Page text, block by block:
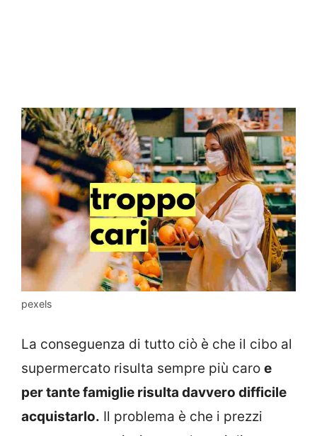
pexels
La conseguenza di tutto ciò è che il cibo al
supermercato risulta sempre più caro e
per tante famiglie risulta davvero difficile
acquistarlo. Il problema è che i prezzi